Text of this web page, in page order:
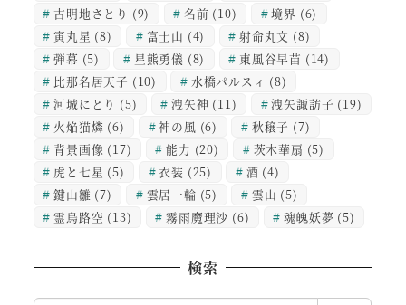
古明地さとり (9) 名前 (10) 境界 (6)
寅丸星 (8) 富士山 (4) 射命丸文 (8)
弾幕 (5) 星熊勇儀 (8) 東風谷早苗 (14)
比那名居天子 (10) 水橋パルスィ (8)
河城にとり (5) 洩矢神 (11) 洩矢諏訪子 (19)
火焔猫燐 (6) 神の風 (6) 秋穣子 (7)
背景画像 (17) 能力 (20) 茨木華扇 (5)
虎と七星 (5) 衣装 (25) 酒 (4)
鍵山雛 (7) 雲居一輪 (5) 雲山 (5)
霊烏路空 (13) 霧雨魔理沙 (6) 魂魄妖夢 (5)
検索